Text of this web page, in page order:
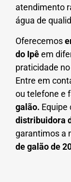
atendimento
água de
Oferecemos
do Ipêem
praticidade
Entre em
ou telefone e
galão. Equipe
distribuidora
garantimos a
de galão de